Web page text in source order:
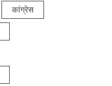
कांग्रेस